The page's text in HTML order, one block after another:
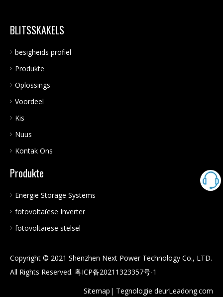
BLITSSKAKELS
besigheids profiel
Produkte
Oplossings
Voordeel
Kis
Nuus
Kontak Ons
Produkte
Energie Storage Systems
fotovoltaïese Inverter
fotovoltaïese stelsel
Copyright © 2021 Shenzhen Next Power Technology Co., LTD.
All Rights Reserved. 粤ICP备20211323357号-1
Sitemap | Tegnologie deurLeadong.com